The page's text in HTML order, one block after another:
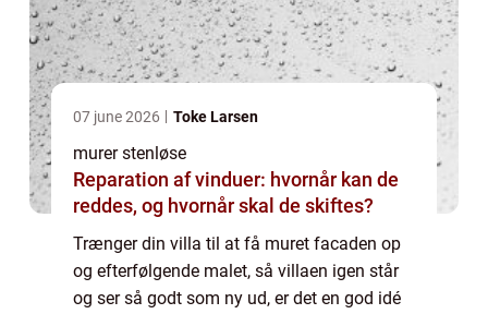
07 june 2026 Toke Larsen
murer stenløse
Reparation af vinduer: hvornår kan de
reddes, og hvornår skal de skiftes?
Trænger din villa til at få muret facaden op
og efterfølgende malet, så villaen igen står
og ser så godt som ny ud, er det en god idé